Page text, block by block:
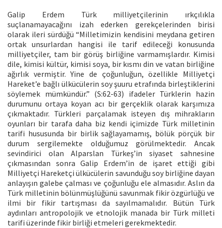
Galip Erdem Türk milliyetçilerinin ırkçılıkla
suçlanamayacağını izah ederken gerekçelerinden birisi
olarak ileri sürdüğü “Milletimizin kendisini meydana getiren
ortak unsurlardan hangisi ile tarif edileceği konusunda
milliyetçiler, tam bir görüş birliğine varmamışlardır. Kimisi
dile, kimisi kültür, kimisi soya, bir kısmı din ve vatan birliğine
ağırlık vermiştir. Yine de çoğunluğun, özellikle Milliyetçi
Hareket’e bağlı ülkücülerin soy şuuru etrafında birleştiklerini
söylemek mümkündür.” (S:62-63) ifadeler Türklerin hazin
durumunu ortaya koyan acı bir gerçeklik olarak karşımıza
çıkmaktadır. Türkleri parçalamak isteyen dış mihrakların
oyunları bir tarafa daha biz kendi içimizde Türk milletinin
tarifi hususunda bir birlik sağlayamamış, bölük pörçük bir
durum sergilemekte olduğumuz görülmektedir. Ancak
sevindirici olan Alparslan Türkeş’in siyaset sahnesine
çıkmasından sonra Galip Erdem’in de işaret ettiği gibi
Milliyetçi Hareketçi ülkücülerin savunduğu soy birliğine dayan
anlayışın galebe çalması ve çoğunluğu ele almasıdır. Aslın da
Türk milletinin bölünmüşlüğünü savunmak fikir özgürlüğü ve
ilmi bir fikir tartışması da sayılmamalıdır. Bütün Türk
aydınları antropolojik ve etnolojik manada bir Türk milleti
tarifi üzerinde fikir birliği etmeleri gerekmektedir.